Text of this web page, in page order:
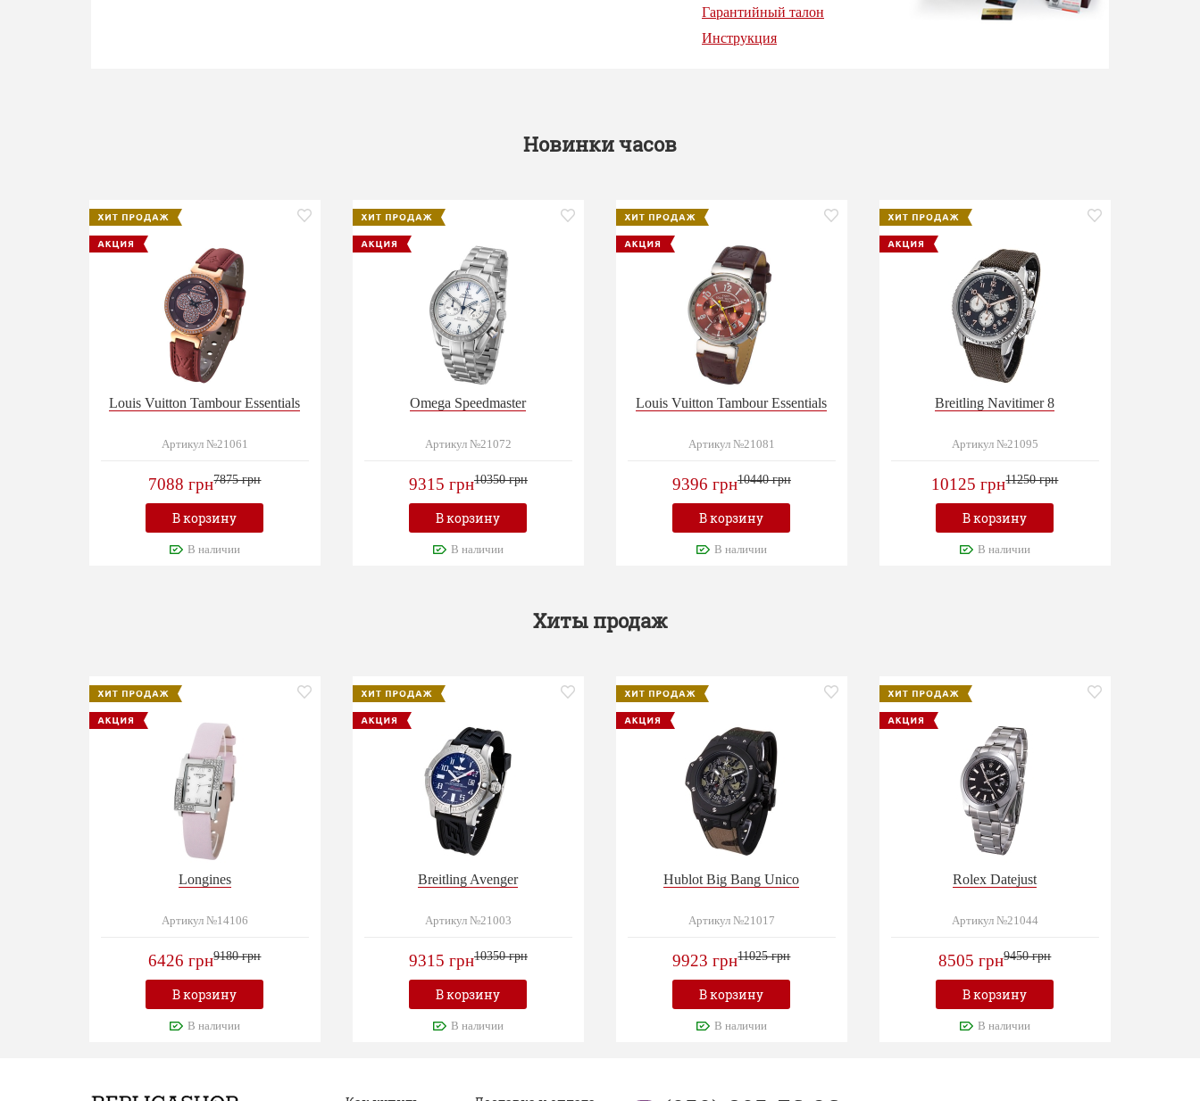
Гарантийный талон
Инструкция
Новинки часов
Louis Vuitton Tambour Essentials
Артикул №21061
7088 грн7875 грн
В корзину
В наличии
Omega Speedmaster
Артикул №21072
9315 грн10350 грн
В корзину
В наличии
Louis Vuitton Tambour Essentials
Артикул №21081
9396 грн10440 грн
В корзину
В наличии
Breitling Navitimer 8
Артикул №21095
10125 грн11250 грн
В корзину
В наличии
Хиты продаж
Longines
Артикул №14106
6426 грн9180 грн
В корзину
В наличии
Breitling Avenger
Артикул №21003
9315 грн10350 грн
В корзину
В наличии
Hublot Big Bang Unico
Артикул №21017
9923 грн11025 грн
В корзину
В наличии
Rolex Datejust
Артикул №21044
8505 грн9450 грн
В корзину
В наличии